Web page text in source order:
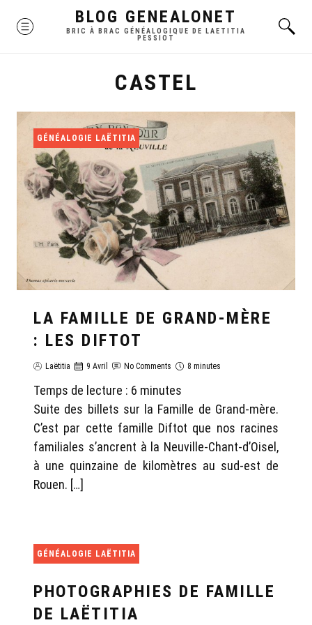
MENU BLOG GENEALONET
BRIC À BRAC GÉNÉALOGIQUE DE LAETITIA
PESSIOT
CASTEL
GÉNÉALOGIE LAËTITIA
LA FAMILLE DE GRAND-MÈRE
: LES DIFTOT
Laëtitia 9 Avril No Comments 8 minutes
Temps de lecture : 6 minutes
Suite des billets sur la Famille de Grand-mère.
C’est par cette famille Diftot que nos racines
familiales s’ancrent à la Neuville-Chant-d’Oisel,
à une quinzaine de kilomètres au sud-est de
Rouen. […]
GÉNÉALOGIE LAËTITIA
PHOTOGRAPHIES DE FAMILLE
DE LAËTITIA